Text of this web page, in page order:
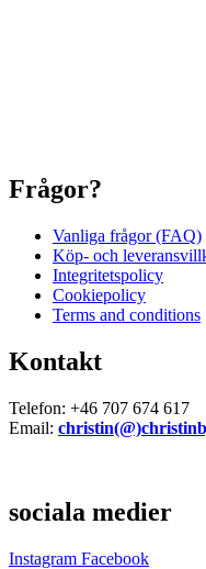
Frågor?
Vanliga frågor (FAQ)
Köp- och
Integritetspolicy
Cookiepolicy
Terms and conditions
Kontakt
Telefon: +46 707 674 617
Email:
sociala medier
Instagram Facebook